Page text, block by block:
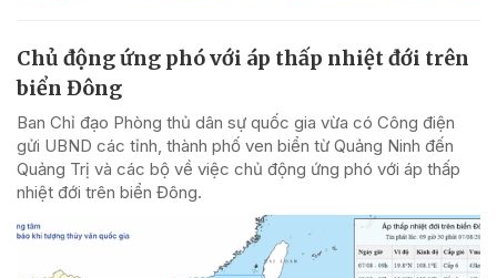
Chủ động ứng phó với áp thấp nhiệt đới trên
biển Đông
Ban Chỉ đạo Phòng thủ dân sự quốc gia vừa có Công điện
gửi UBND các tỉnh, thành phố ven biển từ Quảng Ninh đến
Quảng Trị và các bộ về việc chủ động ứng phó với áp thấp
nhiệt đới trên biển Đông.